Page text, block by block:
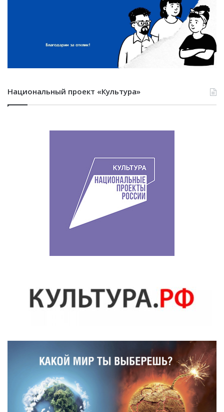
Национальный проект «Культура»